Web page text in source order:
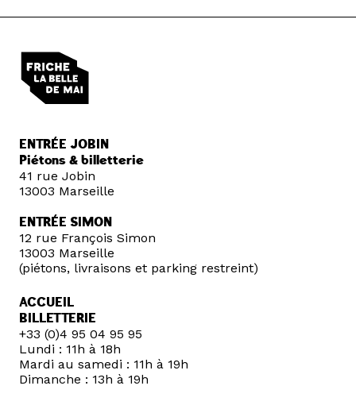
ENTRÉE JOBIN
Piétons & billetterie
41 rue Jobin
13003 Marseille
ENTRÉE SIMON
12 rue François Simon
13003 Marseille
(piétons, livraisons et parking restreint)
ACCUEIL
BILLETTERIE
+33 (0)4 95 04 95 95
Lundi : 11h à 18h
Mardi au samedi : 11h à 19h
Dimanche : 13h à 19h